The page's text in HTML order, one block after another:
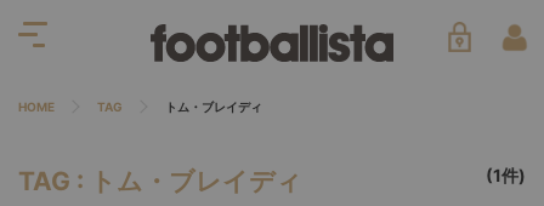
HOME TAG トム・ブレイディ
TAG : トム・ブレイディ (1件)